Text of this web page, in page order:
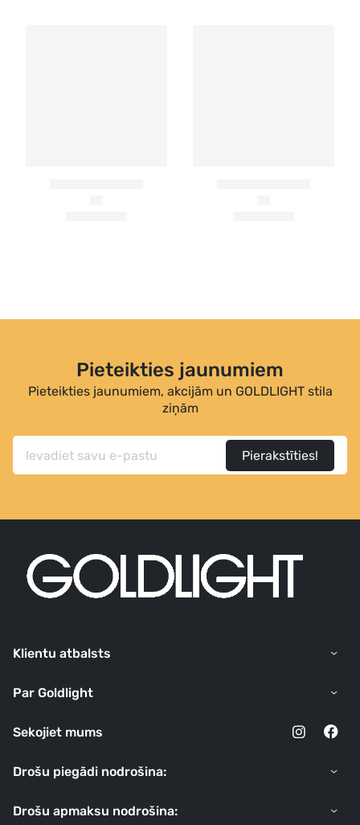
Pieteikties jaunumiem
Pieteikties jaunumiem, akcijām un GOLDLIGHT stila
ziņām
Pierakstīties!
Klientu atbalsts
Par Goldlight
Sekojiet mums
Drošu piegādi nodrošina:
Drošu apmaksu nodrošina: